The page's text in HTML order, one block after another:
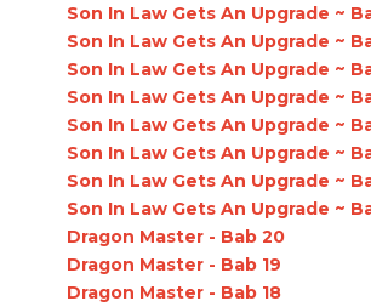
Son In Law Gets An Upgrade ~
Son In Law Gets An Upgrade ~
Son In Law Gets An Upgrade ~
Son In Law Gets An Upgrade ~
Son In Law Gets An Upgrade ~
Son In Law Gets An Upgrade ~
Son In Law Gets An Upgrade ~
Son In Law Gets An Upgrade ~
Dragon Master - Bab 20
Dragon Master - Bab 19
Dragon Master - Bab 18